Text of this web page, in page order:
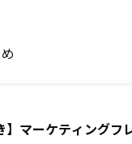
】マーケティング